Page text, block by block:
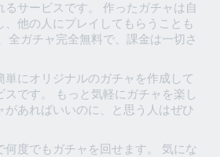
るサービスです。 作ったガチャは自
、他の人にプレイしてもらうことも
全ガチャ完全無料で、課金は一切さ
単にオリジナルのガチャを作成して
スです。 もっと気軽にガチャを楽し
があればいいのに、と思う人はぜひ
何度でもガチャを回せます。 気にな